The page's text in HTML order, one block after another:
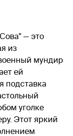
— это
из
мундир
ей
подставка
уголке
Этот яркий